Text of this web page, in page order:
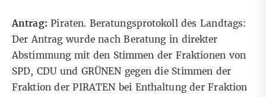
Antrag: Piraten. Beratungsprotokoll des Landtags:
Der Antrag wurde nach Beratung in direkter
Abstimmung mit den Stimmen der Fraktionen von
SPD, CDU und GRÜNEN gegen die Stimmen der
Fraktion der PIRATEN bei Enthaltung der Fraktion